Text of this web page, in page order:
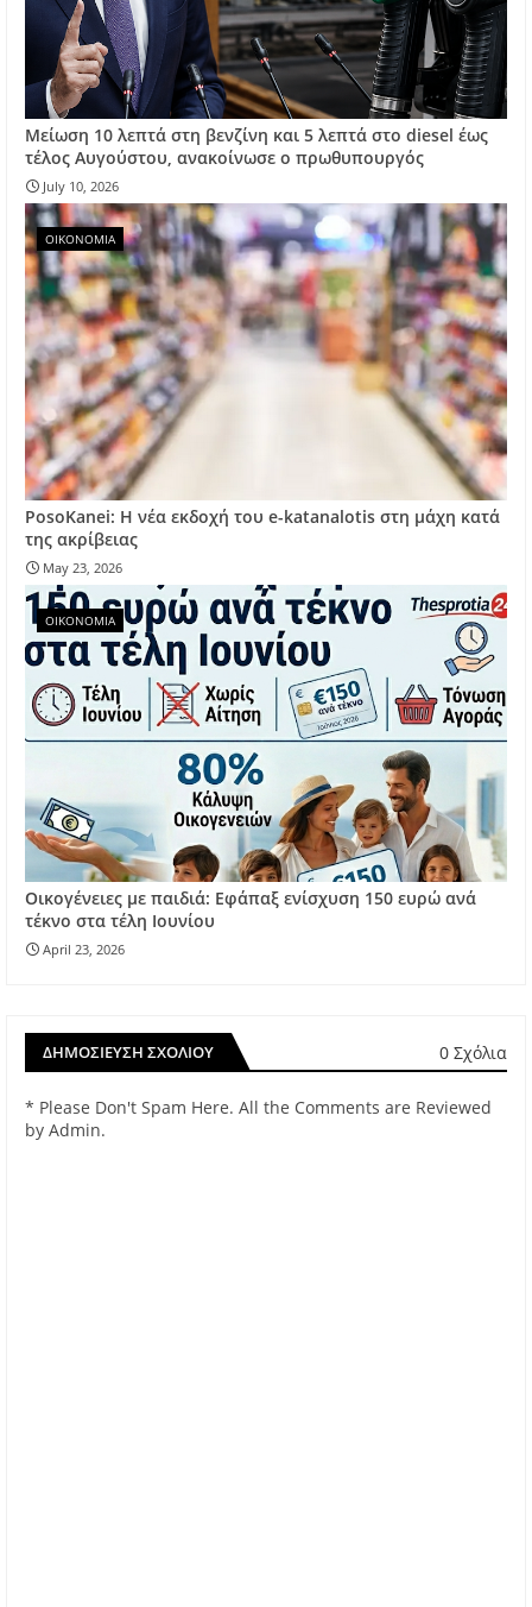
Μείωση 10 λεπτά στη βενζίνη και 5 λεπτά στο diesel έως
τέλος Αυγούστου, ανακοίνωσε ο πρωθυπουργός
July 10, 2026
ΟΙΚΟΝΟΜΙΑ
PosoKanei: Η νέα εκδοχή του e-katanalotis στη μάχη κατά
της ακρίβειας
May 23, 2026
ΟΙΚΟΝΟΜΙΑ
Οικογένειες με παιδιά: Εφάπαξ ενίσχυση 150 ευρώ ανά
τέκνο στα τέλη Ιουνίου
April 23, 2026
ΔΗΜΟΣΊΕΥΣΗ ΣΧΟΛΊΟΥ 0 Σχόλια
* Please Don't Spam Here. All the Comments are Reviewed
by Admin.